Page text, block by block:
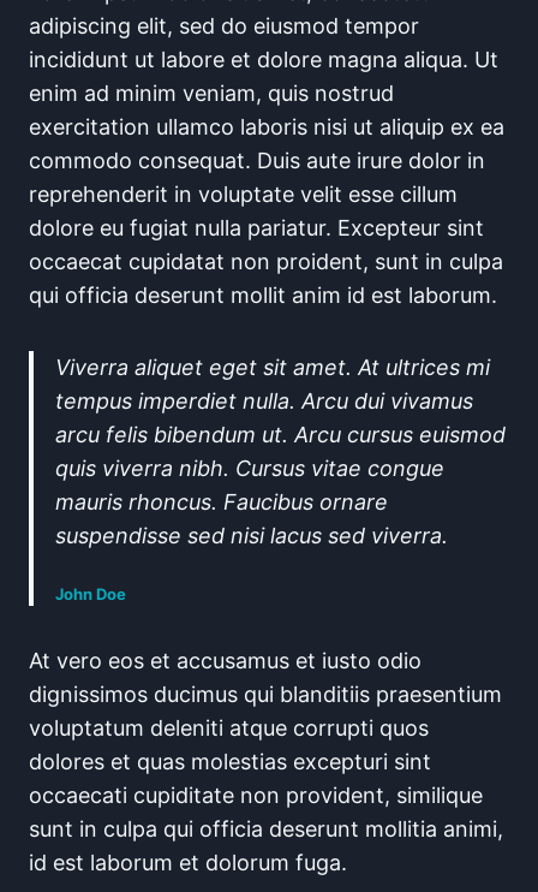
adipiscing elit, sed do eiusmod tempor
incididunt ut labore et dolore magna aliqua. Ut
enim ad minim veniam, quis nostrud
exercitation ullamco laboris nisi ut aliquip ex ea
commodo consequat. Duis aute irure dolor in
reprehenderit in voluptate velit esse cillum
dolore eu fugiat nulla pariatur. Excepteur sint
occaecat cupidatat non proident, sunt in culpa
qui officia deserunt mollit anim id est laborum.
Viverra aliquet eget sit amet. At ultrices mi
tempus imperdiet nulla. Arcu dui vivamus
arcu felis bibendum ut. Arcu cursus euismod
quis viverra nibh. Cursus vitae congue
mauris rhoncus. Faucibus ornare
suspendisse sed nisi lacus sed viverra.
John Doe
At vero eos et accusamus et iusto odio
dignissimos ducimus qui blanditiis praesentium
voluptatum deleniti atque corrupti quos
dolores et quas molestias excepturi sint
occaecati cupiditate non provident, similique
sunt in culpa qui officia deserunt mollitia animi,
id est laborum et dolorum fuga.